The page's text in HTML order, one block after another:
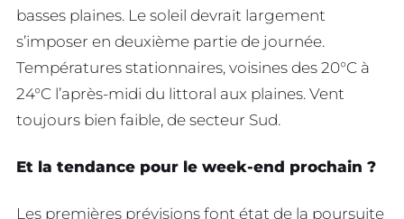
basses plaines. Le soleil devrait largement
s’imposer en deuxième partie de journée.
Températures stationnaires, voisines des 20°C à
24°C l’après-midi du littoral aux plaines. Vent
toujours bien faible, de secteur Sud.
Et la tendance pour le week-end prochain ?
Les premières prévisions font état de la poursuite